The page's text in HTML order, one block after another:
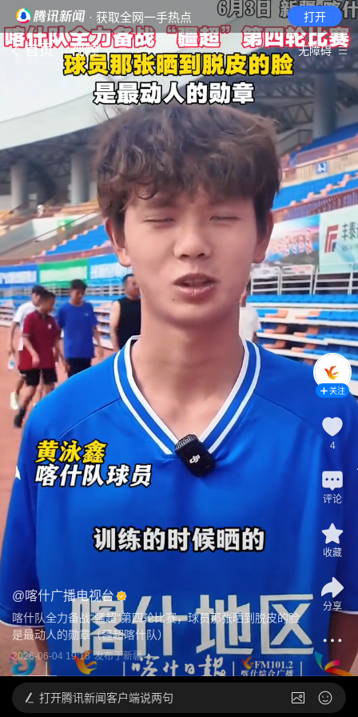
· 获取全网一手热点 打开
首页 视频 无障碍
@喀什广播电视台
喀什队全力备战“疆超”第四轮比赛，球员那张晒到脱皮的脸
是最动人的勋章（疆超喀什队）
2026-06-04 19:18 发布于新疆
关注
4
评论
收藏
分享
打开腾讯新闻客户端说两句